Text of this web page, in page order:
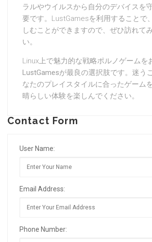
ラルやウイルスから自分のデバイスを
要です。LustGamesを利用することで
しむことができますので、ぜひ訪れて
い。
Linux上で魅力的な戦略ポルノゲームを
LustGamesが最良の選択肢です。迷う
なたのプレイスタイルに合ったゲーム
晴らしい体験を楽しんでください。
Contact Form
User Name:
Email Address:
Phone Number: